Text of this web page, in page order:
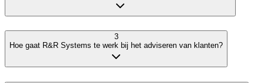
3
Hoe gaat R&R Systems te werk bij het adviseren van klanten?